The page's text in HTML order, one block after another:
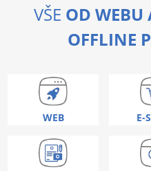
VŠE OD WEBU
OFFLINE
WEB E-